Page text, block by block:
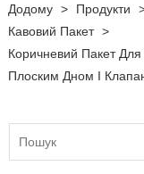
Додому > Продукти
Кавовий Пакет >
Коричневий Пакет
Плоским Дном І